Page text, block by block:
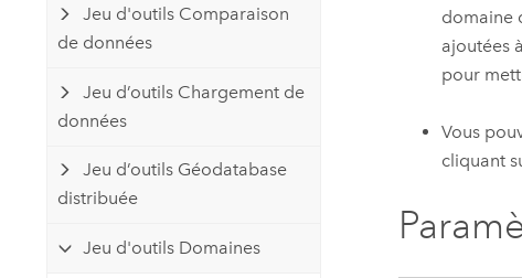
Jeu d'outils Comparaison
de données
Jeu d’outils Chargement de
données
Jeu d’outils Géodatabase
distribuée
Jeu d'outils Domaines
domaine
ajoutées
pour
Vous
cliquant